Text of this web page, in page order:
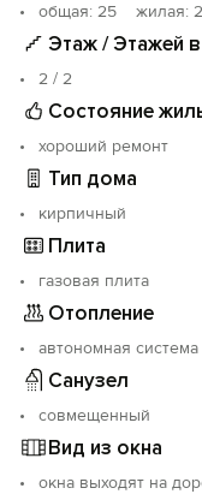
oбщая: 25 жилая:
Этаж / Этажей
2 / 2
Состояние
хороший ремонт
Тип дома
кирпичный
Плита
газовая плита
Отопление
автономная
Санузел
совмещенный
Вид из окна
окна выходят на